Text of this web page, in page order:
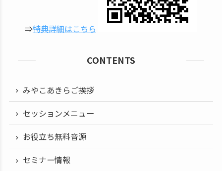
⇒特典詳細はこちら
CONTENTS
みやこあきらご挨拶
セッションメニュー
お役立ち無料音源
セミナー情報